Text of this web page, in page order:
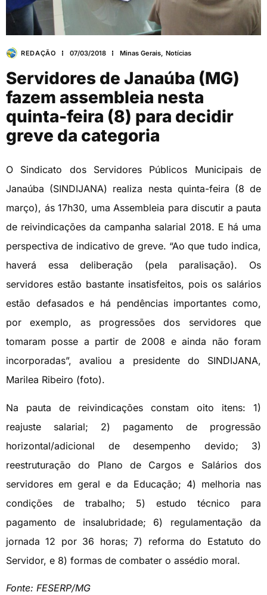
REDAÇÃO 07/03/2018 Minas Gerais, Notícias
Servidores de Janaúba (MG)
fazem assembleia nesta
quinta-feira (8) para decidir
greve da categoria
O Sindicato dos Servidores Públicos Municipais de
Janaúba (SINDIJANA) realiza nesta quinta-feira (8 de
março), ás 17h30, uma Assembleia para discutir a pauta
de reivindicações da campanha salarial 2018. E há uma
perspectiva de indicativo de greve. “Ao que tudo indica,
haverá essa deliberação (pela paralisação). Os
servidores estão bastante insatisfeitos, pois os salários
estão defasados e há pendências importantes como,
por exemplo, as progressões dos servidores que
tomaram posse a partir de 2008 e ainda não foram
incorporadas”, avaliou a presidente do SINDIJANA,
Marilea Ribeiro (foto).
Na pauta de reivindicações constam oito itens: 1)
reajuste salarial; 2) pagamento de progressão
horizontal/adicional de desempenho devido; 3)
reestruturação do Plano de Cargos e Salários dos
servidores em geral e da Educação; 4) melhoria nas
condições de trabalho; 5) estudo técnico para
pagamento de insalubridade; 6) regulamentação da
jornada 12 por 36 horas; 7) reforma do Estatuto do
Servidor, e 8) formas de combater o assédio moral.
Fonte: FESERP/MG